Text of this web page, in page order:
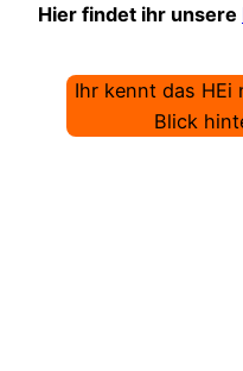
Hier findet ihr unsere
Ihr kennt das HEi
Blick